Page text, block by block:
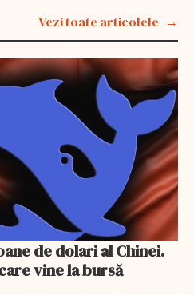
Vezi toate articolele
de dolari al Chinei.
vine la bursă